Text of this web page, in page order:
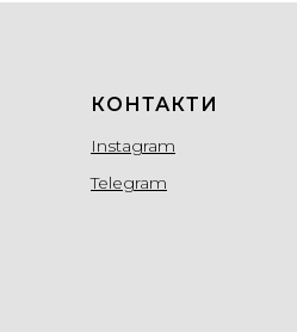
КОНТАКТИ
Instagram
Telegram